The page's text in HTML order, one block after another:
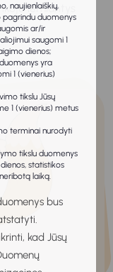
naujienlaiškių,
pagrindu duomenys
ar/ir
saugomi 1
dienos;
yra
1 (vienerius)
tikslu Jūsų
1 (vienerius) metus
terminai nurodyti
tikslu duomenys
statistikos
laiką.
bus
kad Jūsų
lemiantys